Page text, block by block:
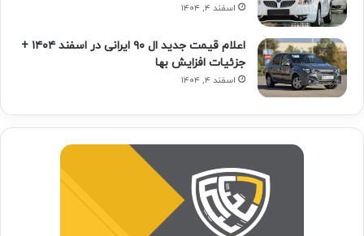
اسفند ۴, ۱۴۰۴
اعلام قیمت جدید ال ۹۰ ایرانی در اسفند ۱۴۰۴ +
جزئیات افزایش بها
اسفند ۴, ۱۴۰۴